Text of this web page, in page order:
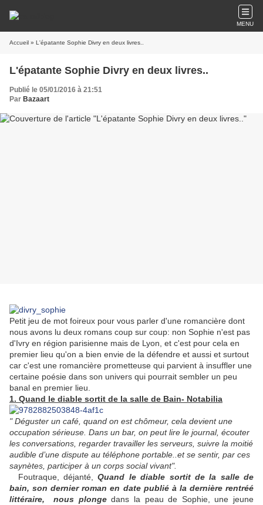
MENU
Accueil » L'épatante Sophie Divry en deux livres..
L'épatante Sophie Divry en deux livres..
Publié le 05/01/2016 à 21:51
Par Bazaart
Petit jeu de mot foireux pour vous parler d'une romancière dont
nous avons lu deux romans coup sur coup: non Sophie n'est pas
d'Ivry en région parisienne mais de Lyon, et c'est pour cela en
premier lieu qu'on a bien envie de la défendre et aussi et surtout
car c'est une romancière prometteuse qui parvient à insuffler une
certaine poésie dans son univers qui pourrait sembler un peu
banal en premier lieu.
1. Quand le diable sortit de la salle de Bain- Notabilia
" Déguster un café, quand on est chômeur, cela devient une
occupation sérieuse. Dans un bar, on peut lire le journal, écouter
les conversations, regarder travailler les serveurs, suivre la moitié
audible d’une dispute au téléphone portable..et se sentir, par ces
saynètes, participer à un corps social vivant".
Foutraque, déjanté,Quand le diable sortit de la salle de
bain, son dernier roman en date publié à la dernière rentréé
littéraire, nous plongedans la peau de Sophie, une jeune